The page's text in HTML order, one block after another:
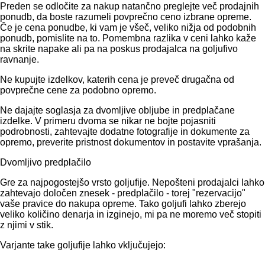
Preden se odločite za nakup natančno preglejte več prodajnih
ponudb, da boste razumeli povprečno ceno izbrane opreme.
Če je cena ponudbe, ki vam je všeč, veliko nižja od podobnih
ponudb, pomislite na to. Pomembna razlika v ceni lahko kaže
na skrite napake ali pa na poskus prodajalca na goljufivo
ravnanje.
Ne kupujte izdelkov, katerih cena je preveč drugačna od
povprečne cene za podobno opremo.
Ne dajajte soglasja za dvomljive obljube in predplačane
izdelke. V primeru dvoma se nikar ne bojte pojasniti
podrobnosti, zahtevajte dodatne fotografije in dokumente za
opremo, preverite pristnost dokumentov in postavite vprašanja.
Dvomljivo predplačilo
Gre za najpogostejšo vrsto goljufije. Nepošteni prodajalci lahko
zahtevajo določen znesek - predplačilo - torej "rezervacijo"
vaše pravice do nakupa opreme. Tako goljufi lahko zberejo
veliko količino denarja in izginejo, mi pa ne moremo več stopiti
z njimi v stik.
Varjante take goljufije lahko vključujejo: